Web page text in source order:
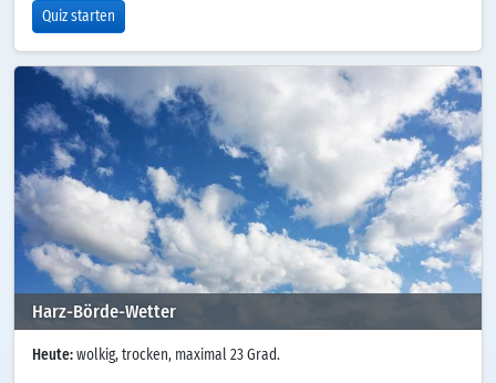
Quiz starten
Harz-Börde-Wetter
Heute: wolkig, trocken, maximal 23 Grad.